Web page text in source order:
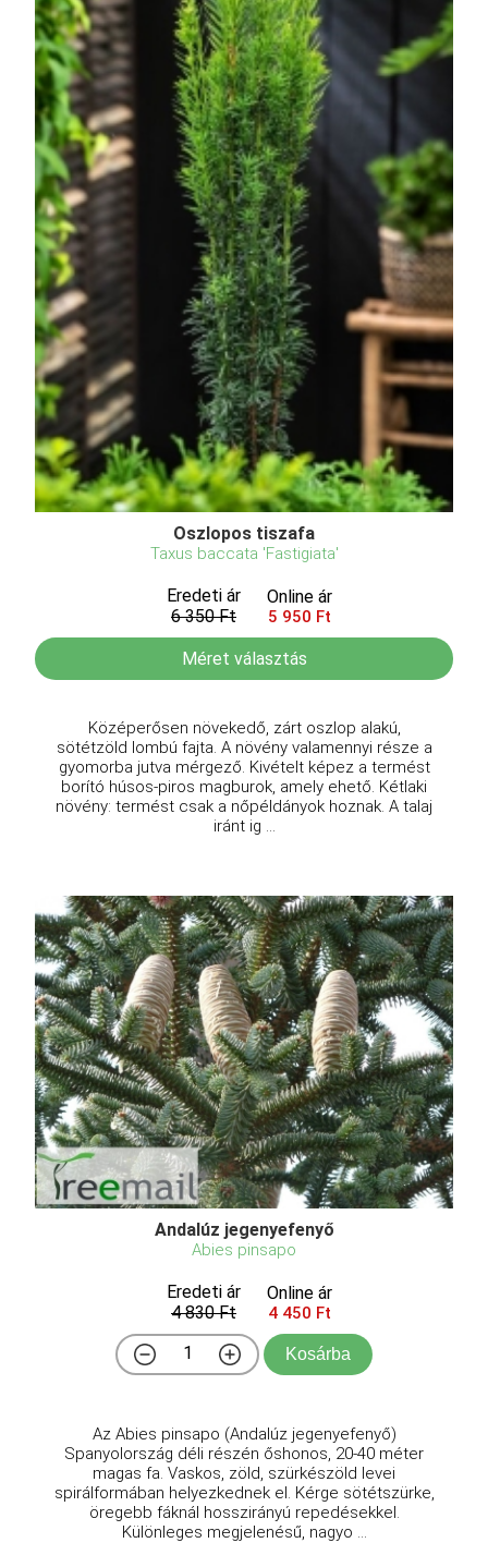
Oszlopos tiszafa
Taxus baccata 'Fastigiata'
Eredeti ár
6 350 Ft
Online ár
5 950 Ft
Méret választás
Középerősen növekedő, zárt oszlop alakú,
sötétzöld lombú fajta. A növény valamennyi része a
gyomorba jutva mérgező. Kivételt képez a termést
borító húsos-piros magburok, amely ehető. Kétlaki
növény: termést csak a nőpéldányok hoznak. A talaj
iránt ig ...
Andalúz jegenyefenyő
Abies pinsapo
Eredeti ár
4 830 Ft
Online ár
4 450 Ft
Kosárba
Az Abies pinsapo (Andalúz jegenyefenyő)
Spanyolország déli részén őshonos, 20-40 méter
magas fa. Vaskos, zöld, szürkészöld levei
spirálformában helyezkednek el. Kérge sötétszürke,
öregebb fáknál hosszirányú repedésekkel.
Különleges megjelenésű, nagyo ...